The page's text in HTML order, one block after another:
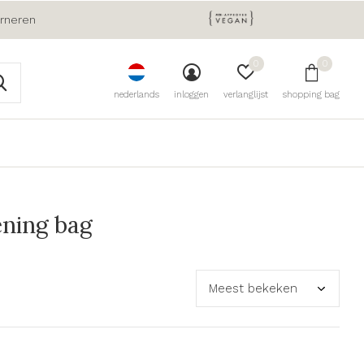
nederlands inloggen verlanglijst
0
shopping bag
0
bag